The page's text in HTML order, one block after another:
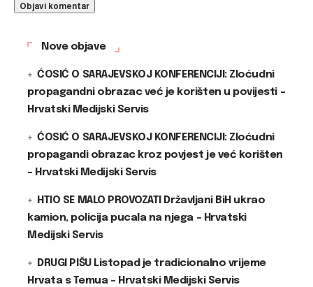
Nove objave
ĆOSIĆ O SARAJEVSKOJ KONFERENCIJI: Zloćudni
propagandni obrazac već je korišten u povijesti –
Hrvatski Medijski Servis
ĆOSIĆ O SARAJEVSKOJ KONFERENCIJI: Zloćudni
propagandi obrazac kroz povjest je već korišten
– Hrvatski Medijski Servis
HTIO SE MALO PROVOZATI Državljani BiH ukrao
kamion, policija pucala na njega – Hrvatski
Medijski Servis
DRUGI PIŠU Listopad je tradicionalno vrijeme
Hrvata s Temua – Hrvatski Medijski Servis